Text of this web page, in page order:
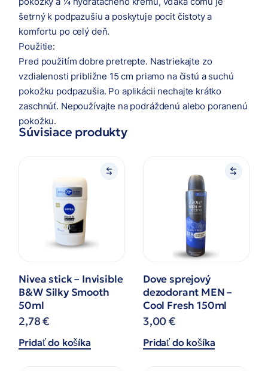
šetrný k podpazušiu a poskytuje pocit čistoty a
komfortu po celý deň.
Použitie:
Pred použitím dobre pretrepte. Nastriekajte zo
vzdialenosti približne 15 cm priamo na čistú a suchú
pokožku podpazušia. Po aplikácii nechajte krátko
zaschnúť. Nepoužívajte na podráždenú alebo poranenú
pokožku.
Súvisiace produkty
Nivea stick – Invisible
B&W Silky Smooth
50ml
2,78€
Pridať do košíka
Dove sprejový
dezodorant MEN –
Cool Fresh 150ml
3,00€
Pridať do košíka